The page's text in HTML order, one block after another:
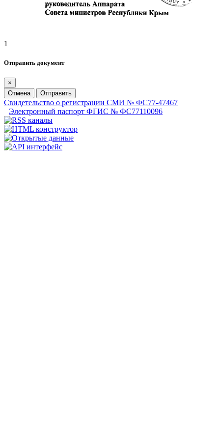
1
Отправить документ
×
Отмена
Отправить
Свидетельство о регистрации СМИ № ФС77-47467
Электронный паспорт ФГИС № ФС77110096